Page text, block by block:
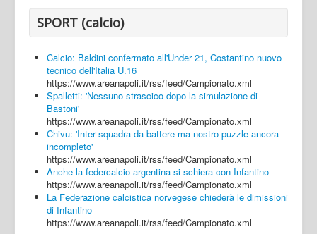
SPORT (calcio)
Calcio: Baldini confermato all'Under 21, Costantino nuovo
tecnico dell'Italia U.16
https://www.areanapoli.it/rss/feed/Campionato.xml
Spalletti: 'Nessuno strascico dopo la simulazione di
Bastoni'
https://www.areanapoli.it/rss/feed/Campionato.xml
Chivu: 'Inter squadra da battere ma nostro puzzle ancora
incompleto'
https://www.areanapoli.it/rss/feed/Campionato.xml
Anche la federcalcio argentina si schiera con Infantino
https://www.areanapoli.it/rss/feed/Campionato.xml
La Federazione calcistica norvegese chiederà le dimissioni
di Infantino
https://www.areanapoli.it/rss/feed/Campionato.xml